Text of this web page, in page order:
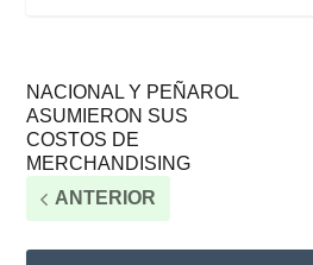
NACIONAL Y PEÑAROL
ASUMIERON SUS
COSTOS DE
MERCHANDISING
ANTERIOR